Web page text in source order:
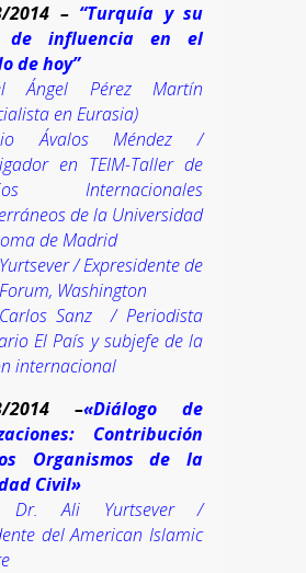
2014 – “Turquía y su
de influencia en el
de hoy”
Ángel Pérez Martín
en Eurasia)
Ávalos Méndez /
en TEIM-Taller de
Internacionales
de la Universidad
de Madrid
/ Expresidente de
Washington
Sanz / Periodista
El País y subjefe de la
internacional
2014 –«Diálogo de
Contribución
Organismos de la
Civil»
Dr. Ali Yurtsever /
del American Islamic